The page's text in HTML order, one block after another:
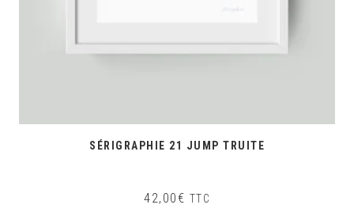
SÉRIGRAPHIE 21 JUMP TRUITE
42,00€ TTC